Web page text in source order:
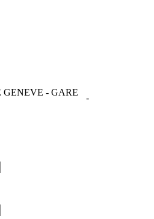
GENEVE - GARE
-